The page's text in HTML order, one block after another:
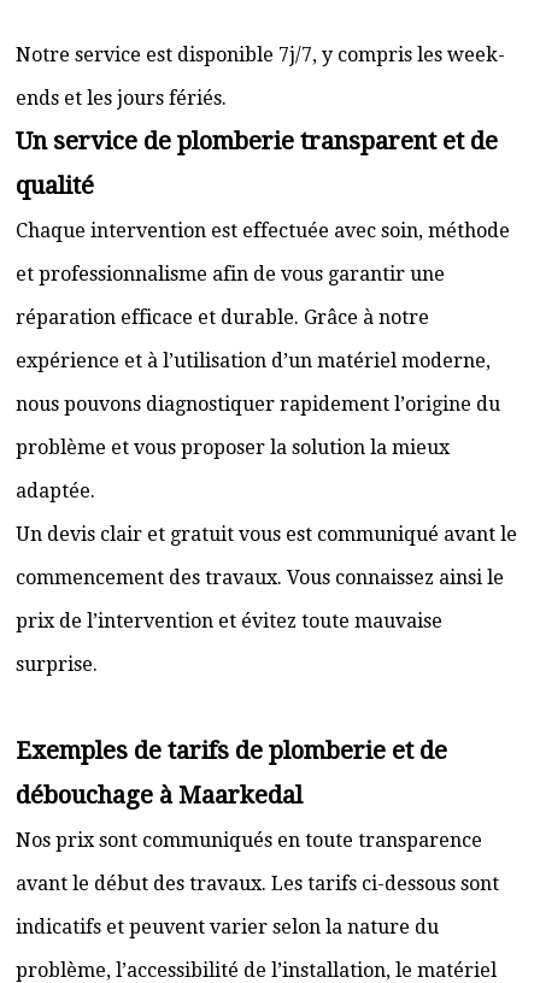
Notre service est disponible 7j/7, y compris les week-
ends et les jours fériés.
Un service de plomberie transparent et de
qualité
Chaque intervention est effectuée avec soin, méthode
et professionnalisme afin de vous garantir une
réparation efficace et durable. Grâce à notre
expérience et à l’utilisation d’un matériel moderne,
nous pouvons diagnostiquer rapidement l’origine du
problème et vous proposer la solution la mieux
adaptée.
Un devis clair et gratuit vous est communiqué avant le
commencement des travaux. Vous connaissez ainsi le
prix de l’intervention et évitez toute mauvaise
surprise.
Exemples de tarifs de plomberie et de
débouchage à Maarkedal
Nos prix sont communiqués en toute transparence
avant le début des travaux. Les tarifs ci-dessous sont
indicatifs et peuvent varier selon la nature du
problème, l’accessibilité de l’installation, le matériel